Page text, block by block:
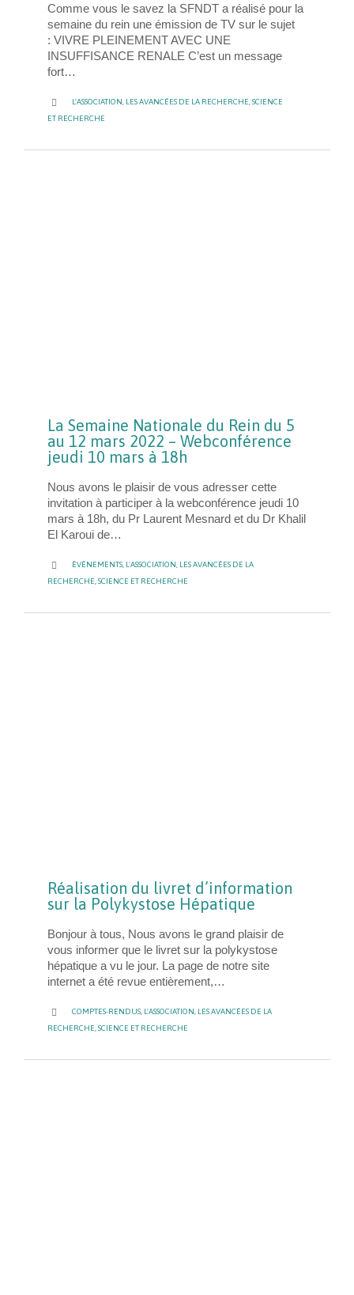
Comme vous le savez la SFNDT a réalisé pour la
semaine du rein une émission de TV sur le sujet
: VIVRE PLEINEMENT AVEC UNE
INSUFFISANCE RENALE C’est un message
fort…
 CATEGORY
L'ASSOCIATION, LES AVANCÉES DE LA RECHERCHE,SCIENCE
ET RECHERCHE
La Semaine Nationale du Rein du 5
au 12 mars 2022 – Webconférence
jeudi 10 mars à 18h
Nous avons le plaisir de vous adresser cette
invitation à participer à la webconférence jeudi 10
mars à 18h, du Pr Laurent Mesnard et du Dr Khalil
El Karoui de…
 CATEGORY
ÉVÉNEMENTS, L'ASSOCIATION, LES AVANCÉES DE LA
RECHERCHE,SCIENCE ET RECHERCHE
Réalisation du livret d’information
sur la Polykystose Hépatique
Bonjour à tous, Nous avons le grand plaisir de
vous informer que le livret sur la polykystose
hépatique a vu le jour. La page de notre site
internet a été revue entièrement,…
 CATEGORY
COMPTES-RENDUS, L'ASSOCIATION, LES AVANCÉES DE LA
RECHERCHE,SCIENCE ET RECHERCHE